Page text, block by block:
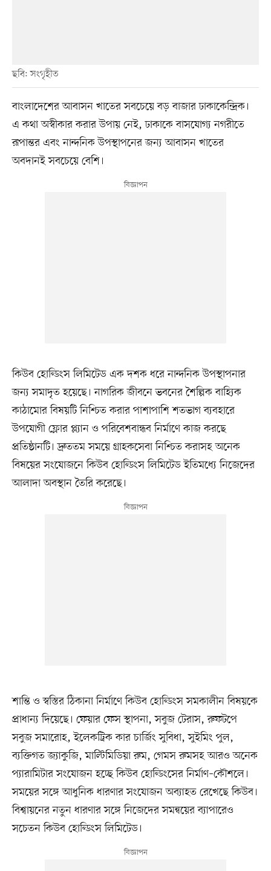
ছবি: সংগৃহীত
বাংলাদেশের আবাসন খাতের সবচেয়ে বড় বাজার ঢাকাকেন্দ্রিক।
এ কথা অস্বীকার করার উপায় নেই, ঢাকাকে বাসযোগ্য নগরীতে
রূপান্তর এবং নান্দনিক উপস্থাপনের জন্য আবাসন খাতের
অবদানই সবচেয়ে বেশি।
কিউব হোল্ডিংস লিমিটেড এক দশক ধরে নান্দনিক উপস্থাপনার
জন্য সমাদৃত হয়েছে। নাগরিক জীবনে ভবনের শৈল্পিক বাহ্যিক
কাঠামোর বিষয়টি নিশ্চিত করার পাশাপাশি শতভাগ ব্যবহারে
উপযোগী ফ্লোর প্ল্যান ও পরিবেশবান্ধব নির্মাণে কাজ করছে
প্রতিষ্ঠানটি। দ্রুততম সময়ে গ্রাহকসেবা নিশ্চিত করাসহ অনেক
বিষয়ের সংযোজনে কিউব হোল্ডিংস লিমিটেড ইতিমধ্যে নিজেদের
আলাদা অবস্থান তৈরি করেছে।
শান্তি ও স্বস্তির ঠিকানা নির্মাণে কিউব হোল্ডিংস সমকালীন বিষয়কে
প্রাধান্য দিয়েছে। ফেয়ার ফেস স্থাপনা, সবুজ টেরাস, রুফটপে
সবুজ সমারোহ, ইলেকট্রিক কার চার্জিং সুবিধা, সুইমিং পুল,
ব্যক্তিগত জ্যাকুজি, মাল্টিমিডিয়া রুম, গেমস রুমসহ আরও অনেক
প্যারামিটার সংযোজন হচ্ছে কিউব হোল্ডিংসের নির্মাণ–কৌশলে।
সময়ের সঙ্গে আধুনিক ধারণার সংযোজন অব্যাহত রেখেছে কিউব।
বিশ্বায়নের নতুন ধারণার সঙ্গে নিজেদের সমন্বয়ের ব্যাপারেও
সচেতন কিউব হোল্ডিংস লিমিটেড।